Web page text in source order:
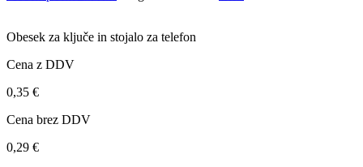
Obesek za ključe in stojalo za telefon
Cena z DDV
0,35 €
Cena brez DDV
0,29 €